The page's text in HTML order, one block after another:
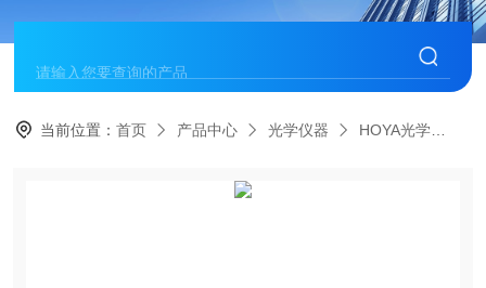
当前位置：首页 产品中心 光学仪器 HOYA光学